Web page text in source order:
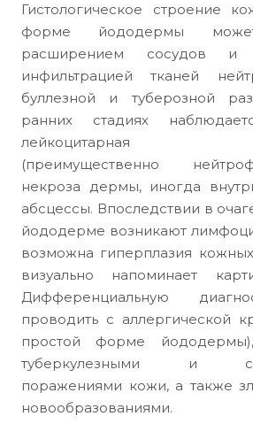
Гистологическое строение
форме йододермы может
расширением сосудов и
инфильтрацией тканей
буллезной и туберозной
ранних стадиях
лейкоцитарная
(преимущественно
некроза дермы, иногда
абсцессы. Впоследствии в
йододерме возникают
возможна гиперплазия
визуально напоминает
Дифференциальную
проводить с аллергической
простой форме
туберкулезными и
поражениями кожи, а также
новообразованиями.